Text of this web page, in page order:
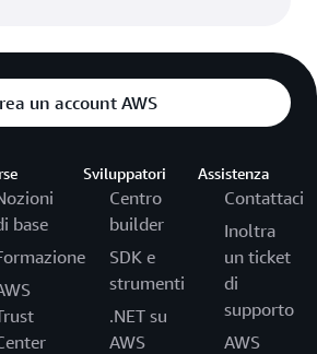
un account AWS
base
Sviluppatori
Centro
builder
SDK e
strumenti
.NET su
AWS
Assistenza
Contattaci
Inoltra
un ticket
di
supporto
AWS